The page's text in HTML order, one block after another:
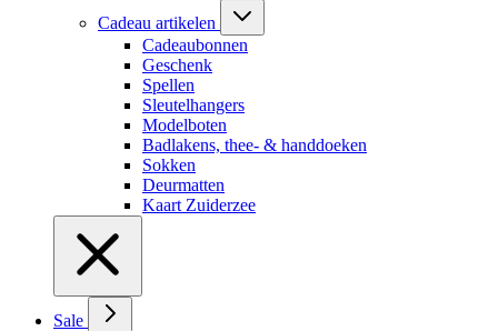
Cadeau artikelen
Cadeaubonnen
Geschenk
Spellen
Sleutelhangers
Modelboten
Badlakens, thee- & handdoeken
Sokken
Deurmatten
Kaart Zuiderzee
Sale